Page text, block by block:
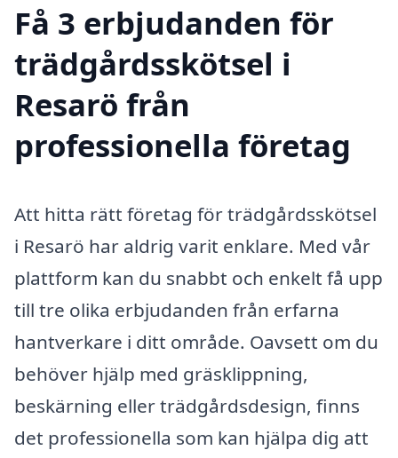
Få 3 erbjudanden för
trädgårdsskötsel i
Resarö från
professionella företag
Att hitta rätt företag för trädgårdsskötsel
i Resarö har aldrig varit enklare. Med vår
plattform kan du snabbt och enkelt få upp
till tre olika erbjudanden från erfarna
hantverkare i ditt område. Oavsett om du
behöver hjälp med gräsklippning,
beskärning eller trädgårdsdesign, finns
det professionella som kan hjälpa dig att